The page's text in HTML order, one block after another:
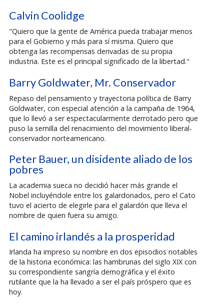
Calvin Coolidge
"Quiero que la gente de América pueda trabajar menos
para el Gobierno y más para sí misma. Quiero que
obtenga las recompensas derivadas de su propia
industria. Este es el principal significado de la libertad."
Barry Goldwater, Mr. Conservador
Repaso del pensamiento y trayectoria política de Barry
Goldwater, con especial atención a la campaña de 1964,
que lo llevó a ser espectacularmente derrotado pero que
puso la semilla del renacimiento del movimiento liberal-
conservador norteamericano.
Peter Bauer, un disidente aliado de los
pobres
La academia sueca no decidió hacer más grande el
Nobel incluyéndole entre los galardonados, pero el Cato
tuvo el acierto de elegirle para el galardón que lleva el
nombre de quien fuera su amigo.
El camino irlandés a la prosperidad
Irlanda ha impreso su nombre en dos episodios notables
de la historia económica: las hambrunas del siglo XIX con
su correspondiente sangría demográfica y el éxito
rutilante que la ha llevado a ser el país próspero que es
hoy.